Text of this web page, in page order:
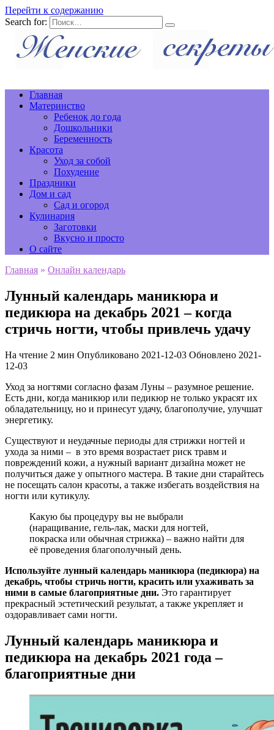
Перейти к содержанию
Search for:
Главная
Материнство
Ребенок до года
Дошкольники
Беременность
Красота
Уход за собой
Похудение
Праздники
Дом и сад
Сад и огород
Кулинария
Заготовки
Вкусно и просто
О сайте
Главная » Онлайн календарь
Лунный календарь маникюра и
педикюра на декабрь 2021 – когда
стричь ногти, чтобы привлечь удачу
На чтение 2 мин Опубликовано 2021-12-03 Обновлено 2021-
12-03
Уход за ногтями согласно фазам Луны – разумное решение.
Есть дни, когда маникюр или педикюр не только украсят их
обладательницу, но и принесут удачу, благополучие, улучшат
энергетику.
Существуют и неудачные периоды для стрижки ногтей и
ухода за ними – в это время возрастает риск травм и
повреждений кожи, а нужный вариант дизайна может не
получиться даже у опытного мастера. В такие дни старайтесь
не посещать салон красоты, а также избегать воздействия на
ногти или кутикулу.
Какую бы процедуру вы не выбрали
(наращивание, гель-лак, маски для ногтей,
покраска или обычная стрижка) – важно найти для
её проведения благополучный день.
Используйте лунный календарь маникюра (педикюра) на
декабрь, чтобы стричь ногти, красить или ухаживать за
ними в самые благоприятные дни. Это гарантирует
прекрасный эстетический результат, а также укрепляет и
оздоравливает сами ногти.
Лунный календарь маникюра и
педикюра на декабрь 2021 года –
благоприятные дни